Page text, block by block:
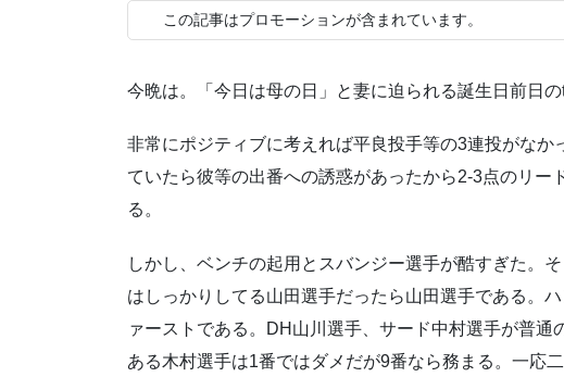
この記事はプロモーションが含まれています。
今晩は。「今日は母の日」と妻に迫られる誕生日前日の
非常にポジティブに考えれば平良投手等の3連投がな
ていたら彼等の出番への誘惑があったから2-3点のリー
る。
しかし、ベンチの起用とスバンジー選手が酷すぎた。
はしっかりしてる山田選手だったら山田選手である。
ァーストである。DH山川選手、サード中村選手が普
ある木村選手は1番ではダメだが9番なら務まる。一応